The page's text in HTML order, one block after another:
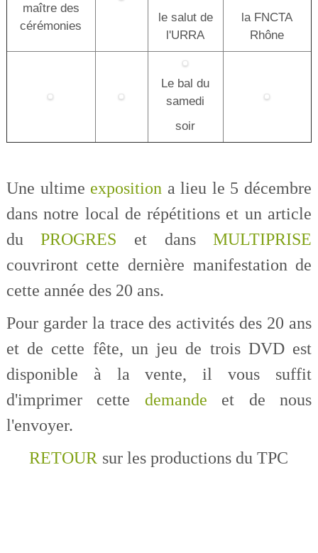
maître des
cérémonies
le salut de
l'URRA
la FNCTA
Rhône
Le bal du
samedi
soir
Une ultime exposition a lieu le 5 décembre
dans notre local de répétitions et un article
duPROGRES et dansMULTIPRISE
couvriront cette dernière manifestation de
cette année des 20 ans.
Pour garder la trace des activités des 20 ans
et de cette fête, un jeu de trois DVD est
disponible à la vente, il vous suffit
d'imprimer cette demande et de nous
l'envoyer.
RETOUR sur les productions du TPC